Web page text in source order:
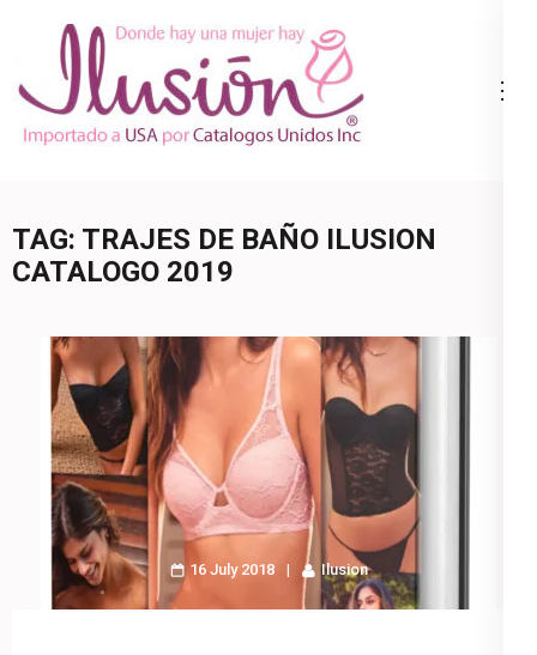
content
(Press
Ropa Interior
800.825.9452
TAG: TRAJES DE BAÑO ILUSION
CATALOGO 2019
16 July 2018 Ilusion